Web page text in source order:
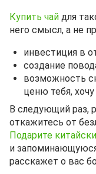
Купить чай для
него смысл, а не
инвестиция в
создание
возможность
ценю тебя,
В следующий раз,
откажитесь от
Подарите
и
расскажет о вас